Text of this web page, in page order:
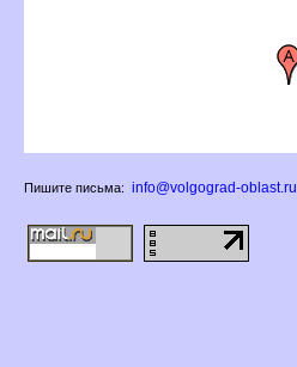
Пишите письма: info@volgograd-oblast.ru